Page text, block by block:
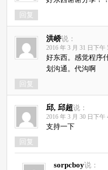
回复
洪峤说：
2016 年 3 月 31 日下午
好东西。感觉程序
划沟通。代沟啊
回复
邱, 邱超说：
2016 年 3 月 30 日下午
支持一下
回复
sorpcboy说：